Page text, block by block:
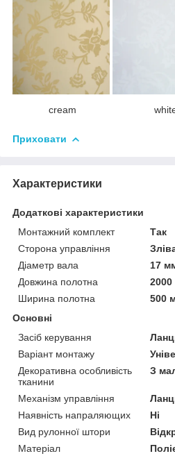
cream
Приховати
Характеристики
Додаткові характеристики
Монтажний комплект
Так
Сторона управління
Діаметр вала
17
Довжина полотна
Ширина полотна
500
Основні
Засіб керування
Варіант монтажу
Декоративна особливість
тканини
З
Механізм управління
Наявність напраляющих
Ні
Вид рулонної штори
Матеріал